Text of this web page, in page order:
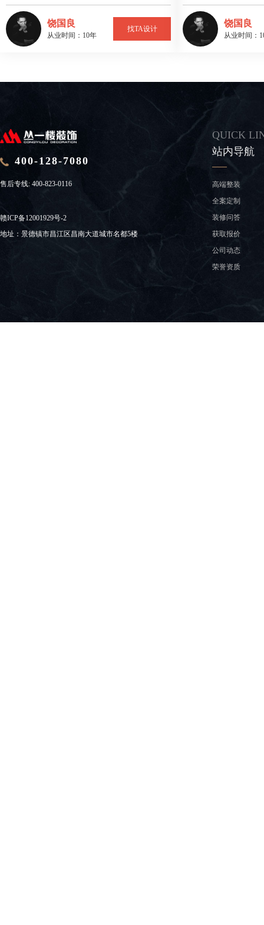
饶国良
从业时间：10年
找TA设计
饶国良
从业时间：
400-128-7080
售后专线: 400-823-0116
赣ICP备12001929号-2
地址：景德镇市昌江区昌南大道城市名都5楼
QUICK
站内导航
高端整装
全案定制
装修问答
获取报价
公司动态
荣誉资质